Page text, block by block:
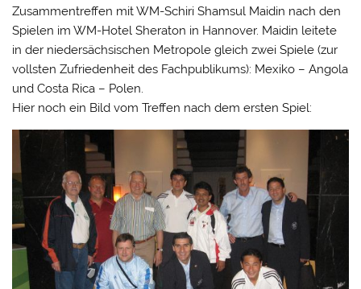
Zusammentreffen mit WM-Schiri Shamsul Maidin nach den
Spielen im WM-Hotel Sheraton in Hannover. Maidin leitete
in der niedersächsischen Metropole gleich zwei Spiele (zur
vollsten Zufriedenheit des Fachpublikums): Mexiko – Angola
und Costa Rica – Polen.
Hier noch ein Bild vom Treffen nach dem ersten Spiel: